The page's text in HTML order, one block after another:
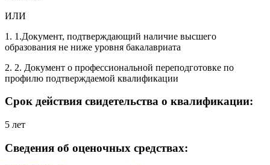
ИЛИ
1. 1.Документ, подтверждающий наличие высшего
образования не ниже уровня бакалавриата
2. 2. Документ о профессиональной переподготовке по
профилю подтверждаемой квалификации
Срок действия свидетельства о квалификации:
5 лет
Сведения об оценочных средствах: